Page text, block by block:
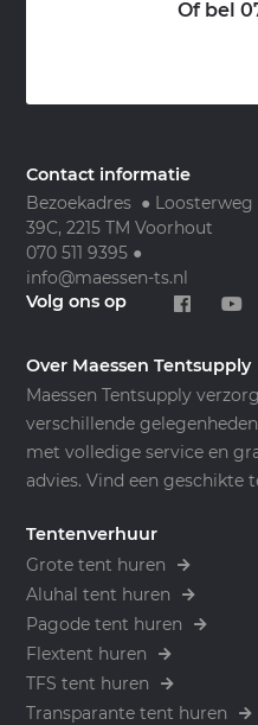
Of bel
Contact informatie
Bezoekadres ● Loosterweg
39C, 2215 TM Voorhout
070 511 9395 ●
info@maessen-ts.nl
Volg ons op
Over Maessen Tentsupply
Maessen Tentsupply
verschillende
met volledige service en
advies. Vind een geschikte
Tentenverhuur
Grote tent huren
Aluhal tent huren
Pagode tent huren
Flextent huren
TFS tent huren
Transparante tent huren